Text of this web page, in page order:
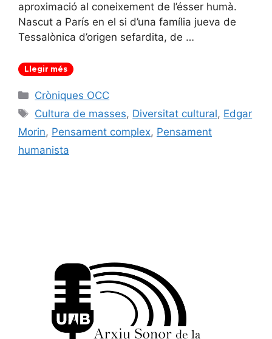
aproximació al coneixement de l’ésser humà.
Nascut a París en el si d’una família jueva de
Tessalònica d’origen sefardita, de …
Llegir més
Categories
Cròniques OCC
Etiquetes
Cultura de masses, Diversitat cultural, Edgar
Morin, Pensament complex, Pensament
humanista